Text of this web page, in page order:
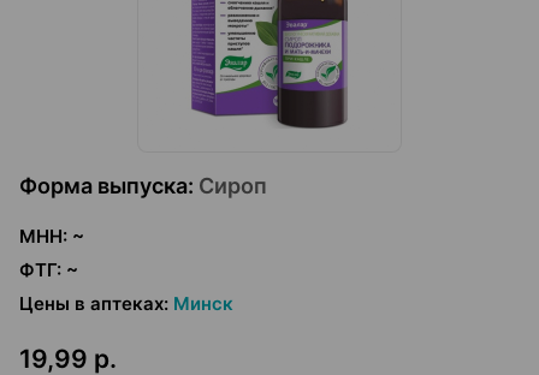
Форма выпуска: Сироп
МНН: ~
ФТГ: ~
Цены в аптеках: Минск
19,99 р.